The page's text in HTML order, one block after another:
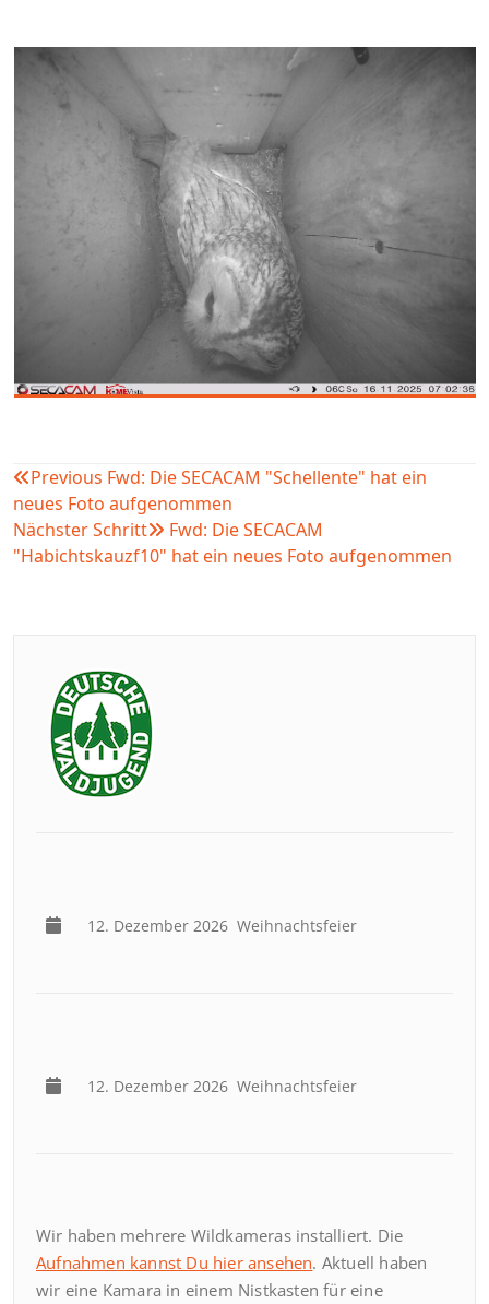
Beitragsnavigation
Previous Fwd: Die SECACAM "Schellente" hat ein
neues Foto aufgenommen
Nächster Schritt
Fwd: Die SECACAM
"Habichtskauzf10" hat ein neues Foto aufgenommen
12. Dezember 2026 Weihnachtsfeier
12. Dezember 2026 Weihnachtsfeier
Wir haben mehrere Wildkameras installiert. Die
Aufnahmen kannst Du hier ansehen. Aktuell haben
wir eine Kamara in einem Nistkasten für eine